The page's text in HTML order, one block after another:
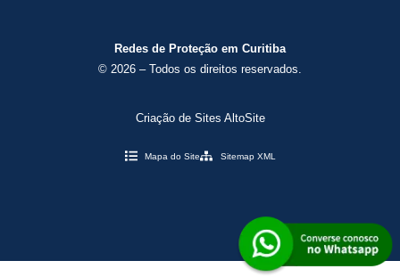
Redes de Proteção em Curitiba
© 2026 – Todos os direitos reservados.
Criação de Sites AltoSite
Mapa do Site Sitemap XML